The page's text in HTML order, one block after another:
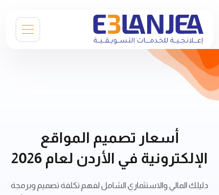
أسعار تصميم المواقع
الإلكترونية في الأردن لعام 2026
دليلك المالي والاستثماري الشامل لفهم تكلفة تصميم وبرمجة